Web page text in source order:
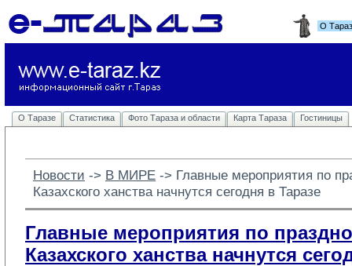
О
О Таразе Статистика Фото Тараза и области Карта Тараза Гостиницы
Новости -> В МИРЕ -> Главные мероприятия по
Казахского ханства начнутся сегодня в Таразе
Главные мероприятия по
Казахского ханства начнутся